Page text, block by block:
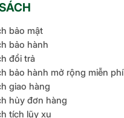
bảo mật
bảo hành
đổi trả
bảo hành mở rộng miễn phí
giao hàng
hủy đơn hàng
tích lũy xu